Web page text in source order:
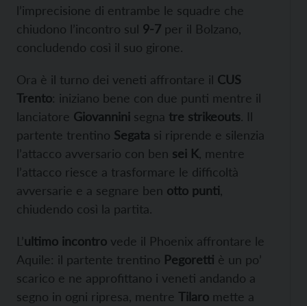
l’imprecisione di entrambe le squadre che
chiudono l’incontro sul 9-7 per il Bolzano,
concludendo così il suo girone.
Ora è il turno dei veneti affrontare il CUS
Trento: iniziano bene con due punti mentre il
lanciatore Giovannini segna tre strikeouts. Il
partente trentino Segata si riprende e silenzia
l’attacco avversario con ben sei K , mentre
l’attacco riesce a trasformare le difficoltà
avversarie e a segnare ben otto punti
chiudendo così la partita.
L’ultimo incontro vede il Phoenix affrontare le
Aquile: il partente trentino Pegoretti è un po’
scarico e ne approfittano i veneti andando a
segno in ogni ripresa, mentre Tilaro mette a